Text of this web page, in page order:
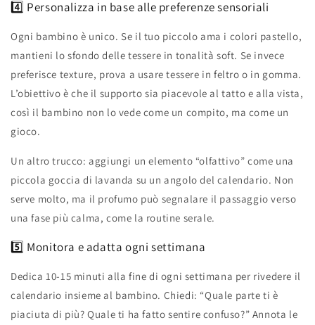
4️⃣ Personalizza in base alle preferenze sensoriali
Ogni bambino è unico. Se il tuo piccolo ama i colori pastello,
mantieni lo sfondo delle tessere in tonalità soft. Se invece
preferisce texture, prova a usare tessere in feltro o in gomma.
L’obiettivo è che il supporto sia piacevole al tatto e alla vista,
così il bambino non lo vede come un compito, ma come un
gioco.
Un altro trucco: aggiungi un elemento “olfattivo” come una
piccola goccia di lavanda su un angolo del calendario. Non
serve molto, ma il profumo può segnalare il passaggio verso
una fase più calma, come la routine serale.
5️⃣ Monitora e adatta ogni settimana
Dedica 10‑15 minuti alla fine di ogni settimana per rivedere il
calendario insieme al bambino. Chiedi: “Quale parte ti è
piaciuta di più? Quale ti ha fatto sentire confuso?” Annota le